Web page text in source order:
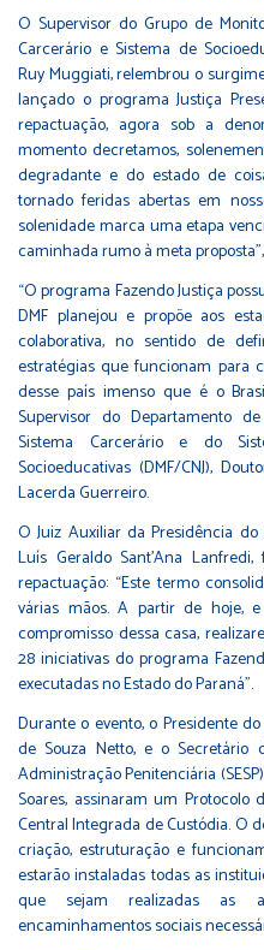
O Supervisor do Grupo de
Carcerário e Sistema de
Ruy Muggiati, relembrou o
lançado o programa Justiça
repactuação, agora sob a
momento decretamos,
degradante e do estado de
tornado feridas abertas em
solenidade marca uma etapa
caminhada rumo à meta
“O programa Fazendo Justiça
DMF planejou e propõe aos
colaborativa, no sentido de
estratégias que funcionam para
desse país imenso que é o
Supervisor do Departamento
Sistema Carcerário e do
Socioeducativas (DMF/CNJ),
Lacerda Guerreiro.
O Juiz Auxiliar da Presidência do
Luís Geraldo Sant’Ana
repactuação: “Este termo
várias mãos. A partir de hoje,
compromisso dessa casa,
28 iniciativas do programa
executadas no Estado do Paraná”.
Durante o evento, o Presidente
de Souza Netto, e o Secretário
Administração Penitenciária
Soares, assinaram um
Central Integrada de Custódia. O
criação, estruturação e
estarão instaladas todas as
que sejam realizadas as
encaminhamentos sociais